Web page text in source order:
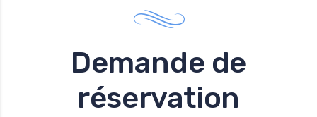
Demande de
réservation